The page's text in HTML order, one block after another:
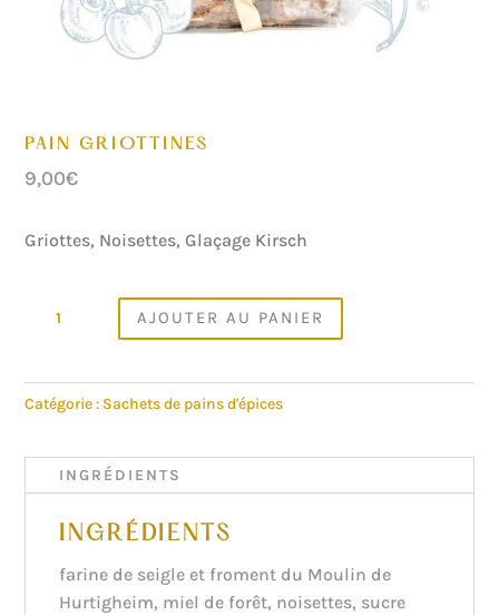
PAIN GRIOTTINES
9,00€
Griottes, Noisettes, Glaçage Kirsch
GRIOTTINES
AJOUTER AU PANIER
Catégorie : Sachets de pains d'épices
INGRÉDIENTS
INGRÉDIENTS
farine de seigle et froment du Moulin de
Hurtigheim, miel de forêt, noisettes, sucre